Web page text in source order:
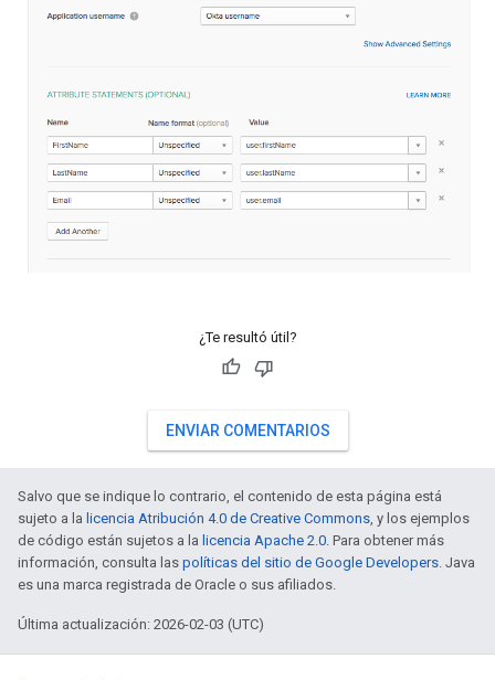
¿Te resultó útil?
ENVIAR COMENTARIOS
Salvo que se indique lo contrario, el contenido de esta página está
sujeto a la licencia Atribución 4.0 de Creative Commons, y los ejemplos
de código están sujetos a la licencia Apache 2.0. Para obtener más
información, consulta las políticas del sitio de Google Developers. Java
es una marca registrada de Oracle o sus afiliados.
Última actualización: 2026-02-03 (UTC)